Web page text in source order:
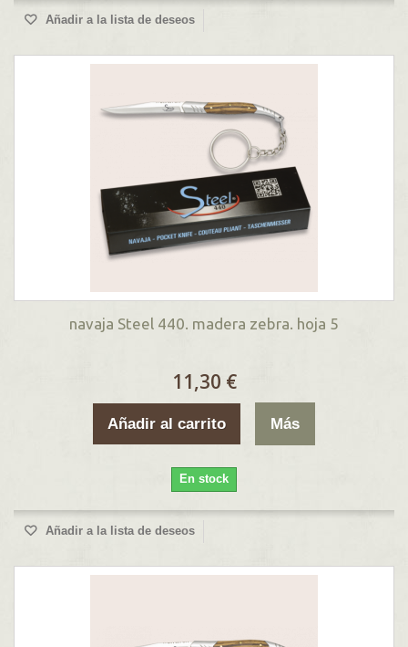
Añadir a la lista de deseos
navaja Steel 440. madera zebra. hoja 5
11,30 €
Añadir al carrito Más
En stock
Añadir a la lista de deseos